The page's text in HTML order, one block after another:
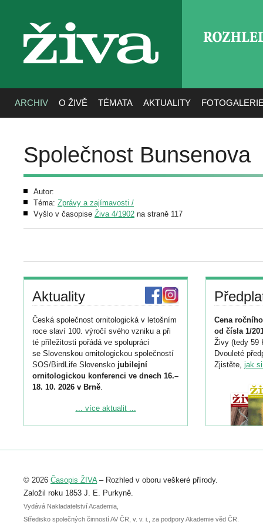
živa
ARCHIV O ŽIVĚ TÉMATA AKTUALITY
Společnost Bunsenova
Autor:
Téma: Zprávy a zajímavosti /
Vyšlo v časopise Živa 4/1902 na straně 117
Aktuality
Česká společnost ornitologická v letošním
roce slaví 100. výročí svého vzniku a při
té příležitosti pořádá ve spolupráci
se Slovenskou ornitologickou společností
SOS/BirdLife Slovensko jubilejní
ornitologickou konferenci ve dnech 16.–
18. 10. 2026 v Brně.
Podrobnější informace ke konferenci
Registrovat se můžete do 6. září.
abstraktu přihlášené přednášky nebo
posteru je už 30. června.
... více aktualit ...
Cena
od čísla 1/
Živy (tedy 59
Dvouleté
Zjistěte, jak
© 2026 Časopis ŽIVA– Rozhled v oboru veškeré přírody.
Založil roku 1853 J. E. Purkyně.
Vydává Nakladatelství Academia,
Středisko společných činností AV ČR, v. v. i., za podpory Akademie věd ČR.